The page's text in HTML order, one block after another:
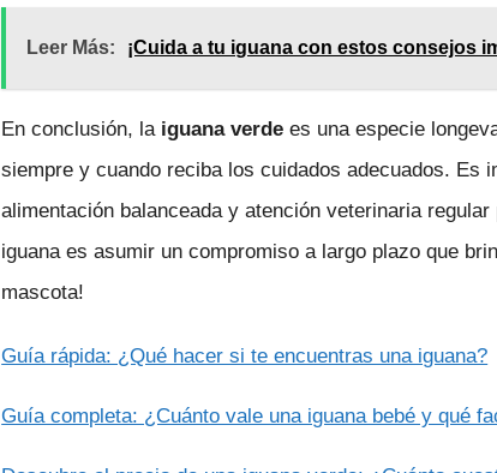
Leer Más: ¡Cuida a tu iguana con estos consejos
En conclusión, la iguana verde es una especie
siempre y cuando reciba los cuidados adecuados. Es
alimentación balanceada y atención veterinaria
iguana es asumir un compromiso a largo plazo que
mascota!
Guía rápida: ¿Qué hacer si te encuentras una iguana?
Guía completa: ¿Cuánto vale una iguana bebé y qué